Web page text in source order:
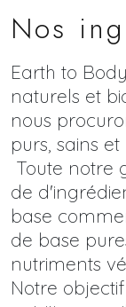
Nos
Earth to
naturels et
nous
purs, sains
Toute notre
de
base
de base
nutriments
Notre